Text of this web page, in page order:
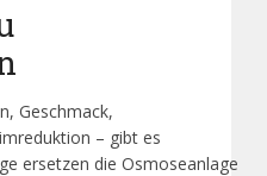
Geschmack,
– gibt es
ersetzen die Osmoseanlage